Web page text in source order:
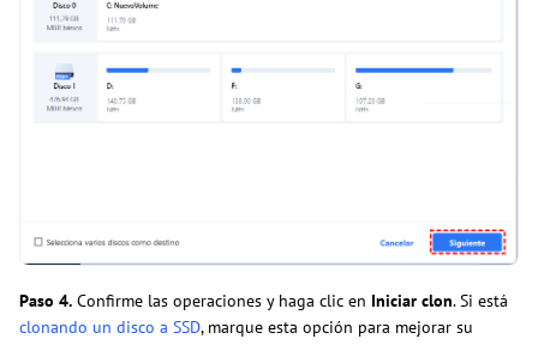
Paso 4. Confirme las operaciones y haga clic en Iniciar clon. Si está
clonando un disco a SSD, marque esta opción para mejorar su